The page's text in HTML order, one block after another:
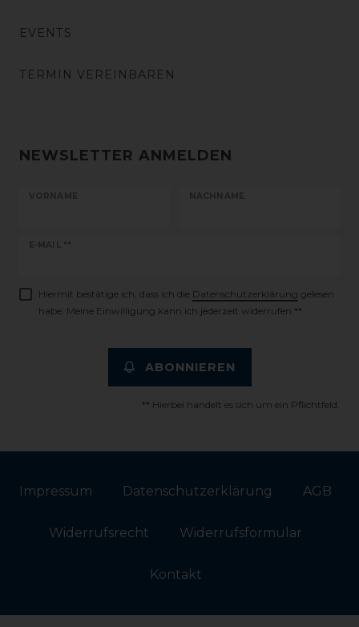
EVENTS
TERMIN VEREINBAREN
NEWSLETTER ANMELDEN
VORNAME NACHNAME
E-MAIL **
Newsletter
Hiermit bestätige ich, dass ich die Daten­schutz­erklärung gelesen
habe. Meine Einwilligung kann ich jederzeit widerrufen.**
ABONNIEREN
** Hierbei handelt es sich um ein Pflichtfeld.
Impressum Daten­schutz­erklärung AGB
Widerrufs­recht Widerrufs­formular
Kontakt